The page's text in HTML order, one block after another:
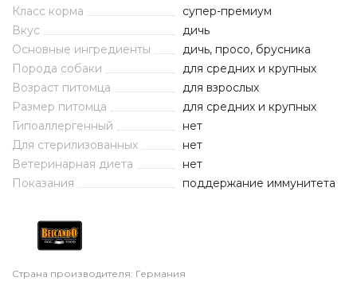
Класс корма
супер-премиум
Вкус
дичь
Основные ингредиенты
дичь, просо, брусника
Порода собаки
для средних и крупных
Возраст питомца
для взрослых
Размер питомца
для средних и крупных
Гипоаллергенный
нет
Для стерилизованных
нет
Ветеринарная диета
нет
Показания
поддержание иммунитета
Страна производителя: Германия